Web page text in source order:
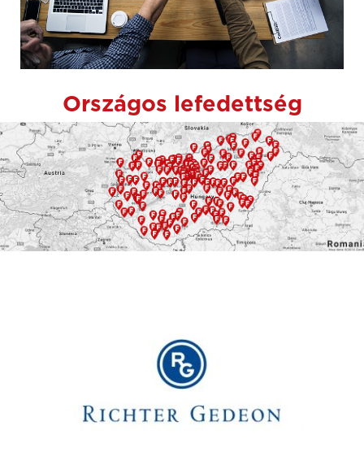
Országos lefedettség